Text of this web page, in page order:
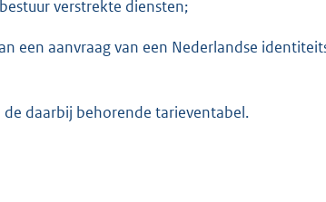
verstrekte diensten;
een aanvraag van een Nederlandse
daarbij behorende tarieventabel.